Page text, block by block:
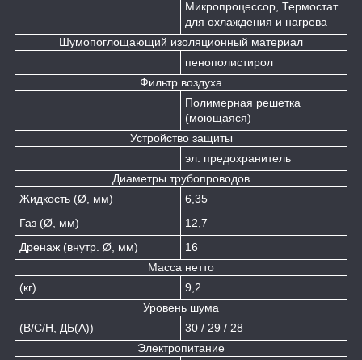
Микропроцессор, Термостат
для охлаждения и нагрева
Шумопоглощающий изоляционный материал
пенополистирол
Фильтр воздуха
Полимерная решетка
(моющаяся)
Устройство защиты
эл. предохранитель
Диаметры трубопроводов
Жидкость (Ø, мм)
6,35
Газ (Ø, мм)
12,7
Дренаж (внутр. Ø, мм)
16
Масса нетто
(кг)
9,2
Уровень шума
(В/С/Н, ДБ(А))
30 / 29 / 28
Электропитание